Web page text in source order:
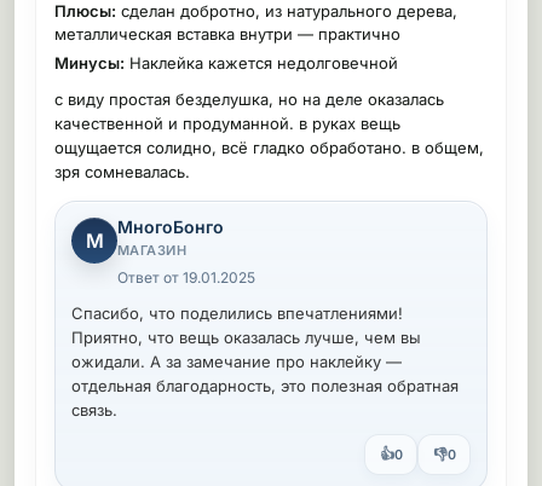
Плюсы: сделан добротно, из натурального дерева,
металлическая вставка внутри — практично
Минусы: Наклейка кажется недолговечной
с виду простая безделушка, но на деле оказалась
качественной и продуманной. в руках вещь
ощущается солидно, всё гладко обработано. в общем,
зря сомневалась.
М
МногоБонго
МАГАЗИН
Ответ от 19.01.2025
Спасибо, что поделились впечатлениями!
Приятно, что вещь оказалась лучше, чем вы
ожидали. А за замечание про наклейку —
отдельная благодарность, это полезная обратная
связь.
👍0 👎0